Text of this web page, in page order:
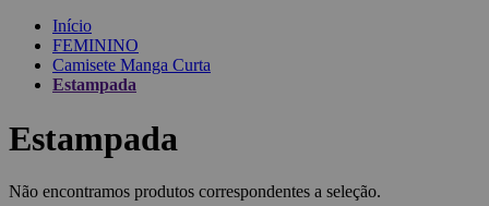
Início
FEMININO
Camisete Manga Curta
Estampada
Estampada
Não encontramos produtos correspondentes a seleção.